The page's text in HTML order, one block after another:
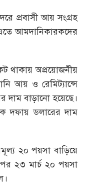
প্রবাসী আয় সংগ্রহ
আমদানিকারকদের
থাকায় অপ্রয়োজনীয়
আয় ও রেমিট্যান্সে
দাম বাড়ানো হয়েছে।
দফায় ডলারের দাম
২০ পয়সা বাড়িয়ে
২৩ মার্চ ২০ পয়সা